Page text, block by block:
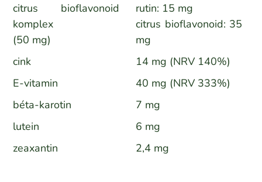
citrus bioflavonoid
komplex
(50 mg)
rutin: 15 mg
citrus bioflavonoid: 35
mg
cink
14 mg (NRV 140%)
E-vitamin
40 mg (NRV 333%)
béta-karotin
7 mg
lutein
6 mg
zeaxantin
2,4 mg